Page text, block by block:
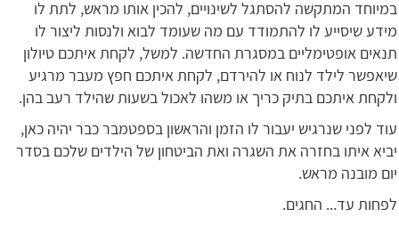
במיוחד המתקשה להסתגל לשינויים, להכין אותו מראש, לתת לו
מידע שיסייע לו להתמודד עם מה שעומד לבוא ולנסות ליצור לו
תנאים אופטימליים במסגרת החדשה. למשל, לקחת איתכם טיולון
שיאפשר לילד לנוח או להירדם, לקחת איתכם חפץ מעבר מרגיע
ולקחת איתכם בתיק כריך או משהו לאכול בשעות שהילד רעב בהן.
עוד לפני שנרגיש יעבור לו הזמן והראשון בספטמבר כבר יהיה כאן,
יביא איתו בחזרה את השגרה ואת הביטחון של הילדים שלכם בסדר
יום מובנה מראש.
לפחות עד... החגים.